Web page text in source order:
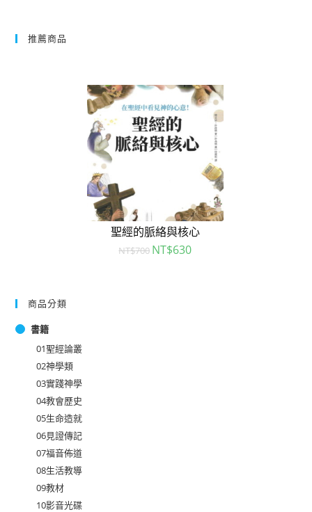
推薦商品
聖經的脈絡與核心
NT$700 NT$630
商品分類
書籍
01聖經論叢
02神學類
03實踐神學
04教會歷史
05生命造就
06見證傳記
07福音佈道
08生活教導
09教材
10影音光碟